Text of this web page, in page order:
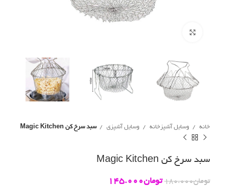
خانه وسایل آشپزخانه وسایل آشپزی سبد سرخ کن Magic Kitchen
سبد سرخ کن Magic Kitchen
تومان180.000 تومان145.000